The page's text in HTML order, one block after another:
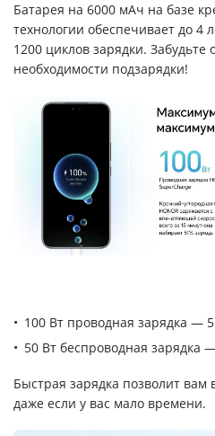
Батарея на 6000 мАч на базе
технологии обеспечивает до 4
1200 циклов зарядки. Забудьте
необходимости подзарядки!
100 Вт проводная зарядка —
50 Вт беспроводная зарядка
Быстрая зарядка позволит вам
даже если у вас мало времени.